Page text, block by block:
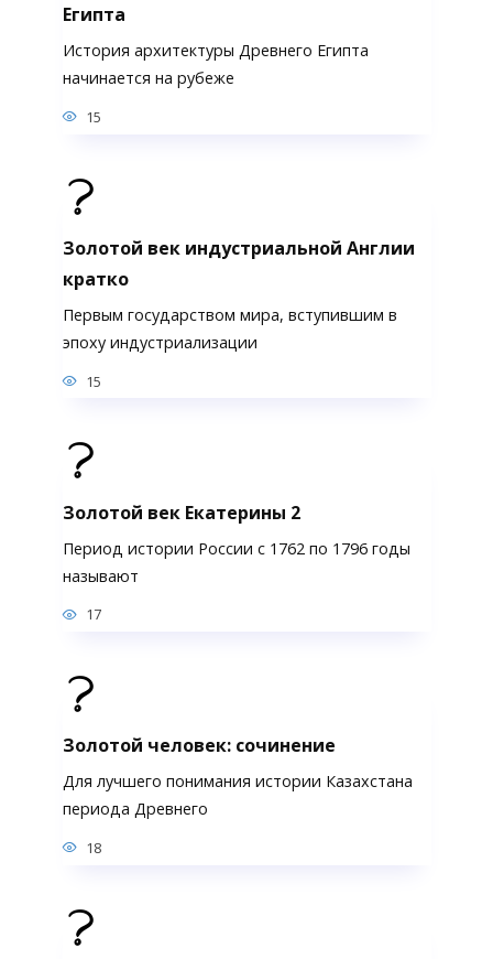
Египта
История архитектуры Древнего Египта
начинается на рубеже
15
Золотой век индустриальной Англии
кратко
Первым государством мира, вступившим в
эпоху индустриализации
15
Золотой век Екатерины 2
Период истории России с 1762 по 1796 годы
называют
17
Золотой человек: сочинение
Для лучшего понимания истории Казахстана
периода Древнего
18